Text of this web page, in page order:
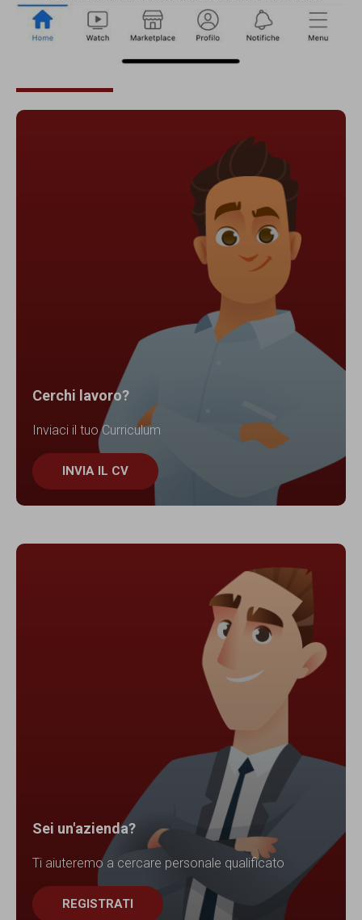
Cerchi lavoro?
Inviaci il tuo Curriculum
INVIA IL CV
Sei un'azienda?
Ti aiuteremo a cercare personale qualificato
REGISTRATI